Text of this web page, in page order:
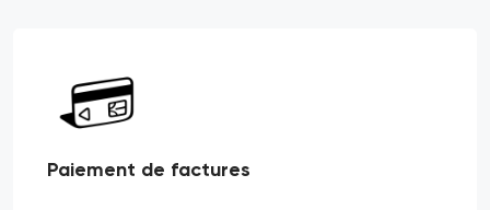
Paiement de factures